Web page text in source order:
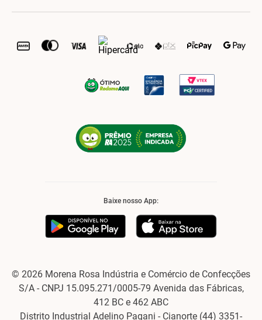
Baixe nosso App:
© 2026 Morena Rosa Indústria e Comércio de Confecções
S/A - CNPJ 15.095.271/0005-79 Avenida das Fábricas,
412 BC e 462 ABC
Distrito Industrial Adelino Pagani - Cianorte (44) 3351-